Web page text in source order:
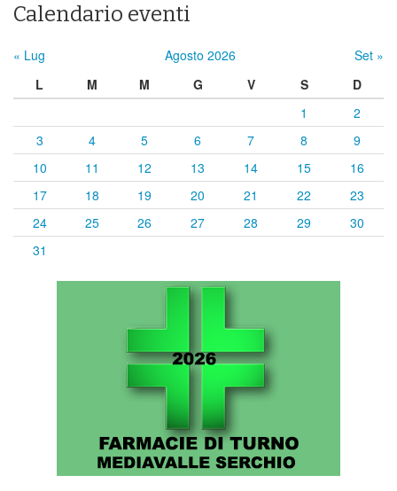
Calendario eventi
« Lug Agosto 2026
Set »
L
M M G V S
D
1
2
3
4 5 6 7 8
9
10
11 12 13 14 15
16
17
18 19 20 21 22
23
24
25 26 27 28 29
30
31